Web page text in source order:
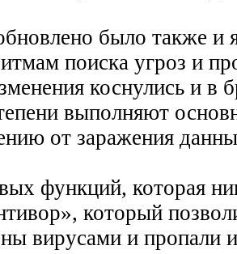
было также и
поиска угроз и
коснулись и
выполняют
от заражения
функций, которая
который
вирусами и пропали